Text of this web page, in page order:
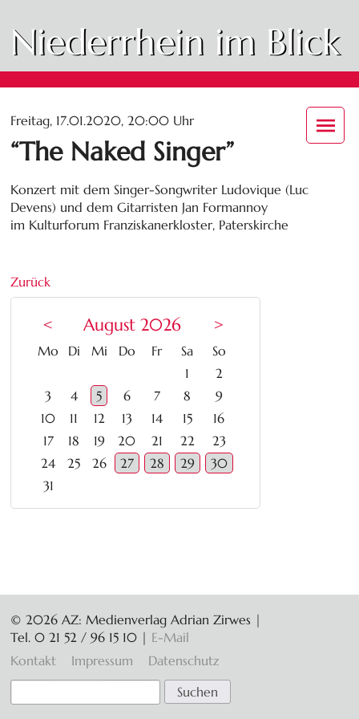
Niederrhein im Blick
Freitag, 17.01.2020, 20:00 Uhr
“The Naked Singer”
Konzert mit dem Singer-Songwriter Ludovique (Luc
Devens) und dem Gitarristen Jan Formannoy
im Kulturforum Franziskanerkloster, Paterskirche
Zurück
< August 2026 >
Mo ntag
Dienstag
Mittwoch
Donnerstag
Freitag
Samstag
Sonntag
1
2
3
4 5 6 7 8
9
10
11 12 13 14 15
16
17
18 19 20 21 22
23
24
25 26 27 28 29
30
31
© 2026 AZ: Medienverlag Adrian Zirwes |
Tel. 0 21 52 / 96 15 10 | E-Mail
Navigation
überspringen
Kontakt Impressum Datenschutz